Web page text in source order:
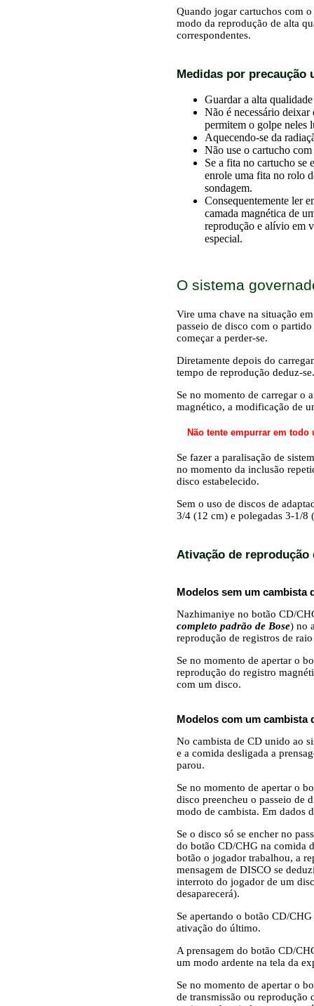
Quando jogar cartuchos com
modo da reprodução de alta
correspondentes.
Medidas por precaução
Guardar a alta
Não é necessário
permitem o golpe neles
Aquecendo-se da
Não use o cartucho
Se a fita no cartucho se
enrole uma fita no rolo
sondagem.
Consequentemente ler
camada magnética de
reprodução e alívio em
especial.
O sistema
Vire uma chave na situação
passeio de disco com o
começar a perder-se.
Diretamente depois do
tempo de reprodução deduz-se.
Se no momento de carregar o
magnético, a modificação de
Não tente empurrar em
Se fazer a paralisação de
no momento da inclusão
disco estabelecido.
Sem o uso de discos de
3/4 (12 cm) e polegadas 3-1/8
Ativação de
Modelos sem um cambista
Nazhimaniye no botão CD/
completo padrão de Bose) no
reprodução de registros de raio
Se no momento de apertar o
reprodução do registro
com um disco.
Modelos com um cambista
No cambista de CD unido ao
e a comida desligada a
parou.
Se no momento de apertar o
disco preencheu o passeio de
modo de cambista. Em dados
Se o disco só se encher no
do botão CD/CHG na comida
botão o jogador trabalhou, a
mensagem de DISCO se
interroto do jogador de um
desaparecerá).
Se apertando o botão CD/
ativação do último.
A prensagem do botão CD/
um modo ardente na tela da
Se no momento de apertar o
de transmissão ou